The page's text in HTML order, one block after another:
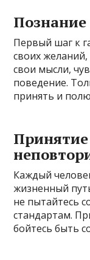
Познание
Первый шаг к
своих
свои мысли,
поведение.
принять и
Принятие
Каждый
жизненный
не пытайтесь
стандартам.
бойтесь быть